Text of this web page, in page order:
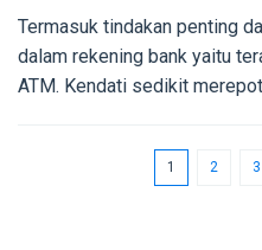
Termasuk tindakan penting
dalam rekening bank yaitu
ATM. Kendati sedikit
1 2 3